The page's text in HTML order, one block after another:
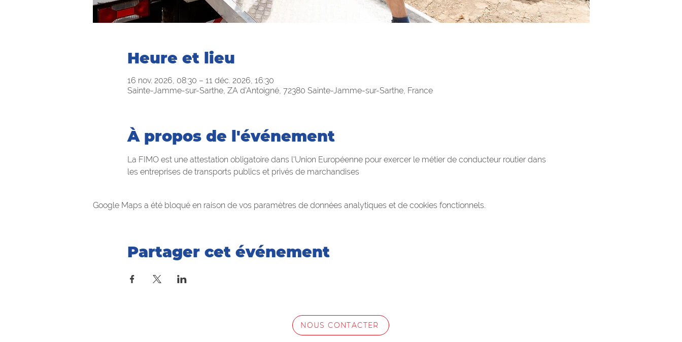
Heure et lieu
16 nov. 2026, 08:30 – 11 déc. 2026, 16:30
Sainte-Jamme-sur-Sarthe, ZA d'Antoigné, 72380 Sainte-Jamme-sur-Sarthe, France
À propos de l'événement
La FIMO est une attestation obligatoire dans l'Union Européenne pour exercer le métier de conducteur routier dans
les entreprises de transports publics et privés de marchandises
Google Maps a été bloqué en raison de vos paramètres de données analytiques et de cookies fonctionnels.
Partager cet événement
NOUS CONTACTER